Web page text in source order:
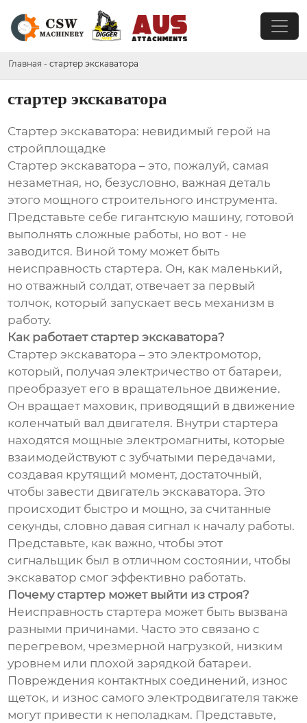
Главная - стартер экскаватора
стартер экскаватора
Стартер экскаватора: невидимый герой на
стройплощадке
Стартер экскаватора – это, пожалуй, самая
незаметная, но, безусловно, важная деталь
этого мощного строительного инструмента.
Представьте себе гигантскую машину, готовой
выполнять сложные работы, но вот - не
заводится. Виной тому может быть
неисправность стартера. Он, как маленький,
но отважный солдат, отвечает за первый
толчок, который запускает весь механизм в
работу.
Как работает стартер экскаватора?
Стартер экскаватора – это электромотор,
который, получая электричество от батареи,
преобразует его в вращательное движение.
Он вращает маховик, приводящий в движение
коленчатый вал двигателя. Внутри стартера
находятся мощные электромагниты, которые
взаимодействуют с зубчатыми передачами,
создавая крутящий момент, достаточный,
чтобы завести двигатель экскаватора. Это
происходит быстро и мощно, за считанные
секунды, словно давая сигнал к началу работы.
Представьте, как важно, чтобы этот
сигнальщик был в отличном состоянии, чтобы
экскаватор смог эффективно работать.
Почему стартер может выйти из строя?
Неисправность стартера может быть вызвана
разными причинами. Часто это связано с
перегревом, чрезмерной нагрузкой, низким
уровнем или плохой зарядкой батареи.
Повреждения контактных соединений, износ
щеток, и износ самого электродвигателя также
могут привести к неполадкам. Представьте,